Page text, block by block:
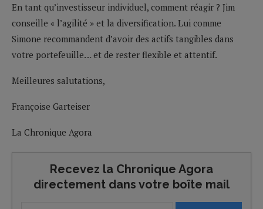
En tant qu’investisseur individuel, comment réagir ? Jim
conseille « l’agilité » et la diversification. Lui comme
Simone recommandent d’avoir des actifs tangibles dans
votre portefeuille… et de rester flexible et attentif.
Meilleures salutations,
Françoise Garteiser
La Chronique Agora
Recevez la Chronique Agora
directement dans votre boîte mail